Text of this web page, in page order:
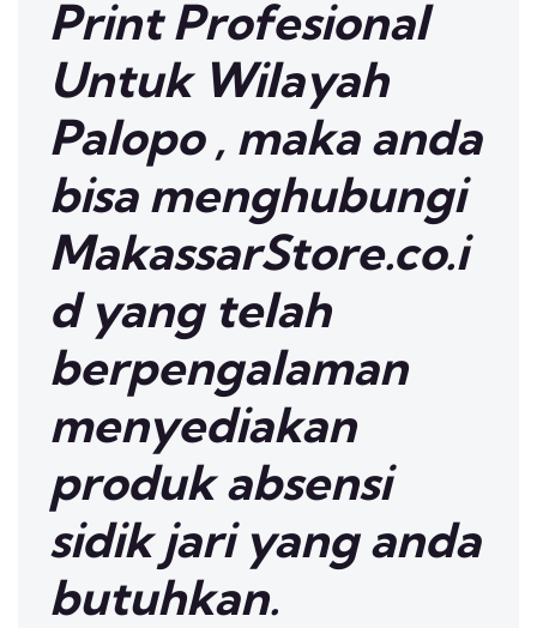
Print Profesional
Untuk Wilayah
Palopo , maka anda
bisa menghubungi
MakassarStore.co.i
d yang telah
berpengalaman
menyediakan
produk absensi
sidik jari yang anda
butuhkan.